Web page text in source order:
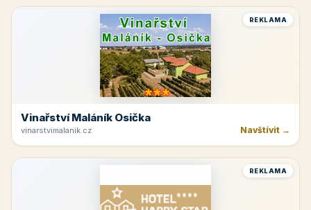
REKLAMA
Vinařství Maláník Osička
vinarstvimalanik.cz Navštívit →
REKLAMA